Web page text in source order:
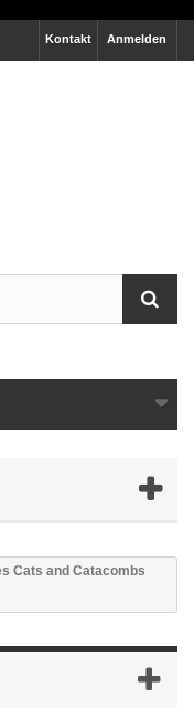
Anmelden
Kontakt
Cats and Catacombs